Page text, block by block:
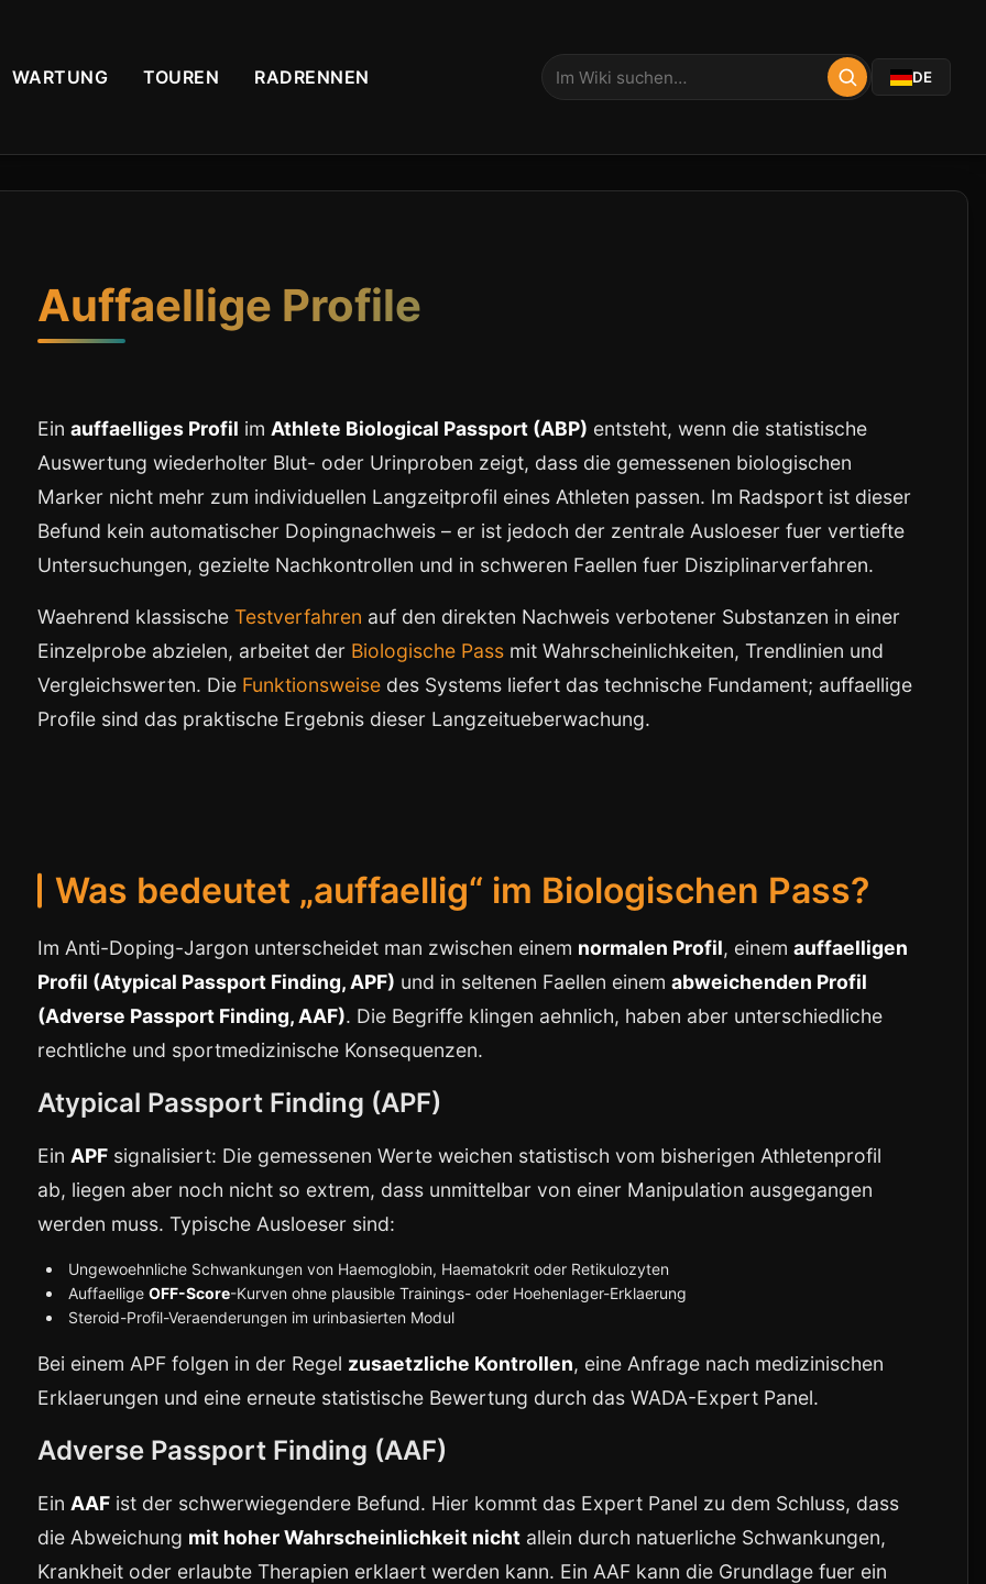
WARTUNG TOUREN RADRENNEN DE
Auffaellige Profile
Einauffaelliges Profil im Athlete Biological Passport (ABP) entsteht, wenn die statistische
Auswertung wiederholter Blut- oder Urinproben zeigt, dass die gemessenen biologischen
Marker nicht mehr zum individuellen Langzeitprofil eines Athleten passen. Im Radsport ist dieser
Befund kein automatischer Dopingnachweis – er ist jedoch der zentrale Ausloeser fuer vertiefte
Untersuchungen, gezielte Nachkontrollen und in schweren Faellen fuer Disziplinarverfahren.
Waehrend klassischeTestverfahren auf den direkten Nachweis verbotener Substanzen in einer
Einzelprobe abzielen, arbeitet der Biologische Pass mit Wahrscheinlichkeiten, Trendlinien und
Vergleichswerten. Die Funktionsweise des Systems liefert das technische Fundament; auffaellige
Profile sind das praktische Ergebnis dieser Langzeitueberwachung.
Was bedeutet „auffaellig“ im Biologischen Pass?
Im Anti-Doping-Jargon unterscheidet man zwischen einem normalen Profil, einemauffaelligen
Profil (Atypical Passport Finding, APF) und in seltenen Faellen einemabweichenden Profil
(Adverse Passport Finding, AAF). Die Begriffe klingen aehnlich, haben aber unterschiedliche
rechtliche und sportmedizinische Konsequenzen.
Atypical Passport Finding (APF)
Ein APF signalisiert: Die gemessenen Werte weichen statistisch vom bisherigen Athletenprofil
ab, liegen aber noch nicht so extrem, dass unmittelbar von einer Manipulation ausgegangen
werden muss. Typische Ausloeser sind:
Ungewoehnliche Schwankungen von Haemoglobin, Haematokrit oder Retikulozyten
AuffaelligeOFF-Score-Kurven ohne plausible Trainings- oder Hoehenlager-Erklaerung
Steroid-Profil-Veraenderungen im urinbasierten Modul
Bei einem APF folgen in der Regel zusaetzliche Kontrollen, eine Anfrage nach medizinischen
Erklaerungen und eine erneute statistische Bewertung durch das WADA-Expert Panel.
Adverse Passport Finding (AAF)
Ein AAF ist der schwerwiegendere Befund. Hier kommt das Expert Panel zu dem Schluss, dass
die Abweichung mit hoher Wahrscheinlichkeit nicht allein durch natuerliche Schwankungen,
Krankheit oder erlaubte Therapien erklaert werden kann. Ein AAF kann die Grundlage fuer ein